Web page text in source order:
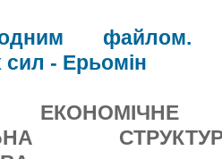
файлом.
- Ерьомін